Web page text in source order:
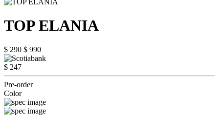
TOP ELANIA
$ 290 $ 990
$ 247
Pre-order
Color